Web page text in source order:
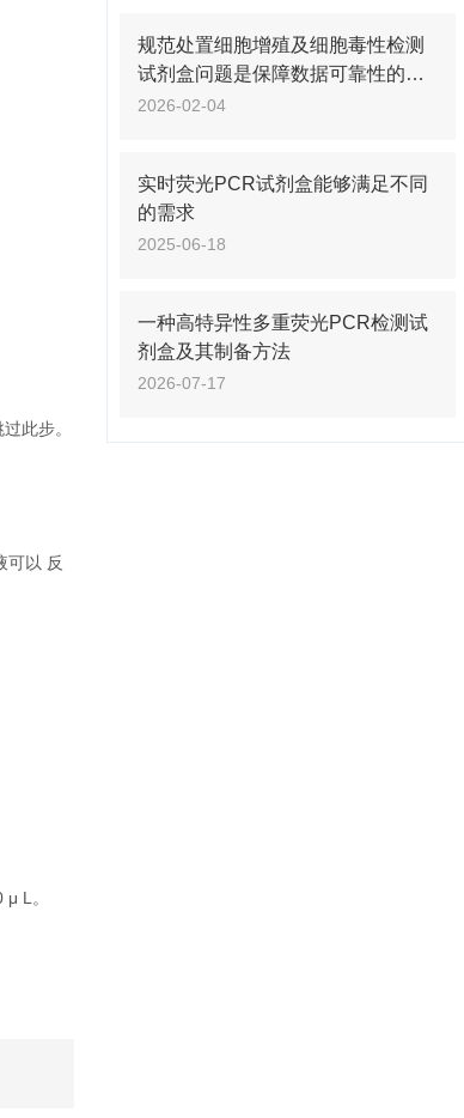
此步。
可以 反
L。
规范处置细胞增殖及细胞毒性检测
试剂盒问题是保障数据可靠性的关
键
2026-02-04
实时荧光PCR试剂盒能够满足不同
的需求
2025-06-18
一种高特异性多重荧光PCR检测试
剂盒及其制备方法
2026-07-17